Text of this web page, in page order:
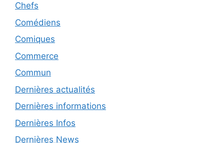
Chefs
Comédiens
Comiques
Commerce
Commun
Dernières actualités
Dernières informations
Dernières Infos
Dernières News